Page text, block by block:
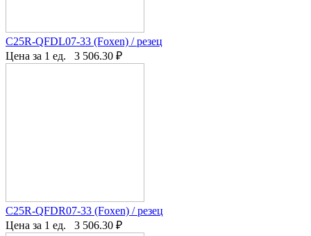
C25R-QFDL07-33 (Foxen) / резец
Цена за 1 ед.
3 506.30 ₽
C25R-QFDR07-33 (Foxen) / резец
Цена за 1 ед.
3 506.30 ₽